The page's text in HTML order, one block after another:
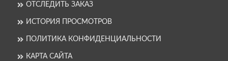
ОТСЛЕДИТЬ ЗАКАЗ
ИСТОРИЯ ПРОСМОТРОВ
ПОЛИТИКА КОНФИДЕНЦИАЛЬНОСТИ
КАРТА САЙТА